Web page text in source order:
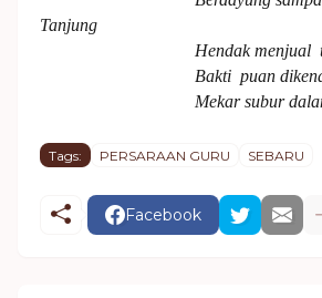
Tanjung
Hendak menjual
Bakti puan
Mekar subur
Tags: PERSARAAN GURU SEBARU
Facebook